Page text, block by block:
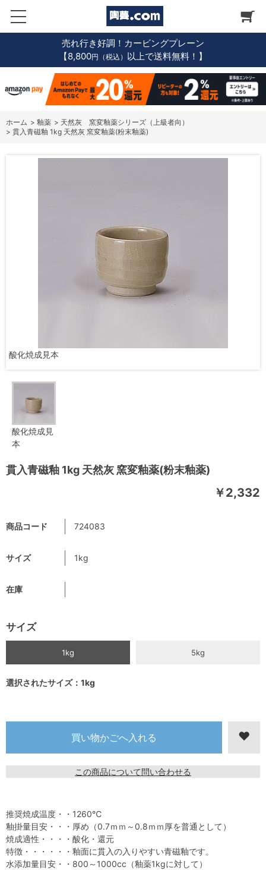
売れ行き好調！カービングプレーン
【8,800円（税込） 以上で送料無料！】
ホーム > 釉薬 > 天然灰 窯変釉薬シリーズ（上級者向）
> 貫入青磁釉 1kg 天然灰 窯変釉薬(粉末釉薬)
酸化焼成見本
酸化焼成見
本
貫入青磁釉 1kg 天然灰 窯変釉薬(粉末釉薬)
￥2,332
商品コード 724083
サイズ 1kg
在庫
サイズ
1kg 5kg
選択されたサイズ：1kg
この商品について問い合わせる
推奨焼成温度・・1260℃
釉掛量目安・・・厚め（0.7ｍｍ～0.8ｍｍ厚を普通として）
焼成適性・・・・酸化・還元
特徴・・・・・・釉面に貫入の入りやすい青磁釉です。
水添加量目安・・800～1000cc（釉薬1kgに対して）